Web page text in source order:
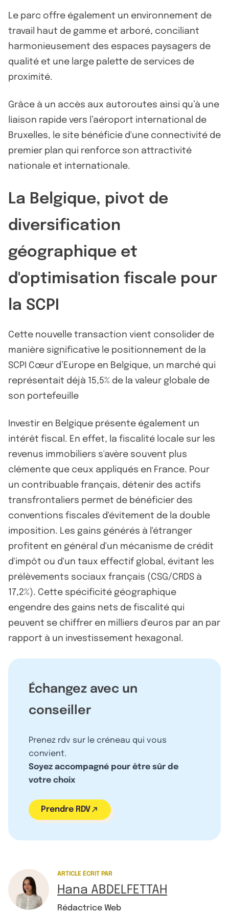
Le parc offre également un environnement de
travail haut de gamme et arboré, conciliant
harmonieusement des espaces paysagers de
qualité et une large palette de services de
proximité.
Grâce à un accès aux autoroutes ainsi qu’à une
liaison rapide vers l’aéroport international de
Bruxelles, le site bénéficie d'une connectivité de
premier plan qui renforce son attractivité
nationale et internationale.
La Belgique, pivot de
diversification
géographique et
d'optimisation fiscale pour
la SCPI
Cette nouvelle transaction vient consolider de
manière significative le positionnement de la
SCPI Cœur d’Europe en Belgique, un marché qui
représentait déjà 15,5% de la valeur globale de
son portefeuille
Investir en Belgique présente également un
intérêt fiscal. En effet, la fiscalité locale sur les
revenus immobiliers s'avère souvent plus
clémente que ceux appliqués en France. Pour
un contribuable français, détenir des actifs
transfrontaliers permet de bénéficier des
conventions fiscales d'évitement de la double
imposition. Les gains générés à l'étranger
profitent en général d'un mécanisme de crédit
d'impôt ou d'un taux effectif global, évitant les
prélèvements sociaux français (CSG/CRDS à
17,2%). Cette spécificité géographique
engendre des gains nets de fiscalité qui
peuvent se chiffrer en milliers d'euros par an par
rapport à un investissement hexagonal.
Échangez avec un
conseiller
Prenez rdv sur le créneau qui vous
convient.
Soyez accompagné pour être sûr de
votre choix
Prendre RDV
ARTICLE ÉCRIT PAR
Hana ABDELFETTAH
Rédactrice Web